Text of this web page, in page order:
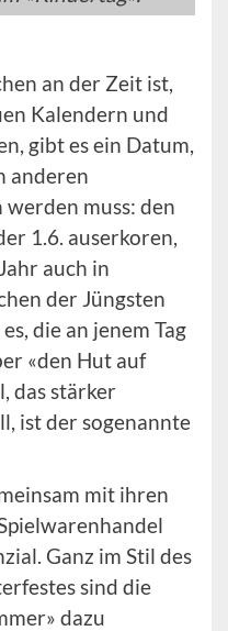
an der Zeit ist,
Kalendern und
gibt es ein Datum,
anderen
muss: den
1.6. auserkoren,
auch in
der Jüngsten
die an jenem Tag
«den Hut auf
das stärker
ist der sogenannte
mit ihren
Ganz im Stil des
sind die
dazu